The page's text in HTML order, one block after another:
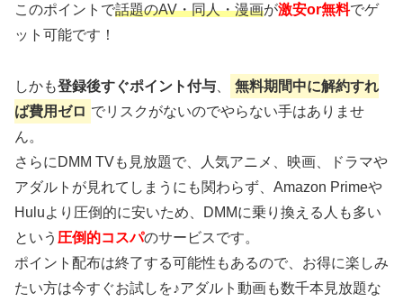
このポイントで話題のAV・同人・漫画が激安or無料でゲ
ット可能です！
しかも登録後すぐポイント付与
無料期間中に解約すれ
ば費用ゼロ でリスクがないのでやらない手はありませ
ん。
さらにDMM TVも見放題で、人気アニメ、映画、ドラマや
アダルトが見れてしまうにも関わらず、Amazon Primeや
Huluより圧倒的に安いため、DMMに乗り換える人も多い
という 圧倒的コスパのサービスです。
ポイント配布は終了する可能性もあるので、お得に楽しみ
たい方は今すぐお試しを♪アダルト動画も数千本見放題な